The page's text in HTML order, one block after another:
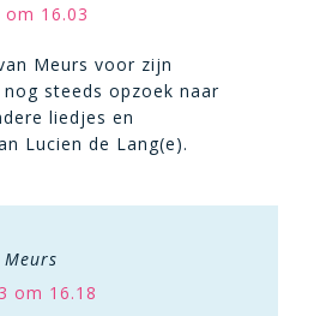
16.03
Meurs voor zijn
steeds opzoek naar
liedjes en
Lucien de Lang(e).
om 16.18